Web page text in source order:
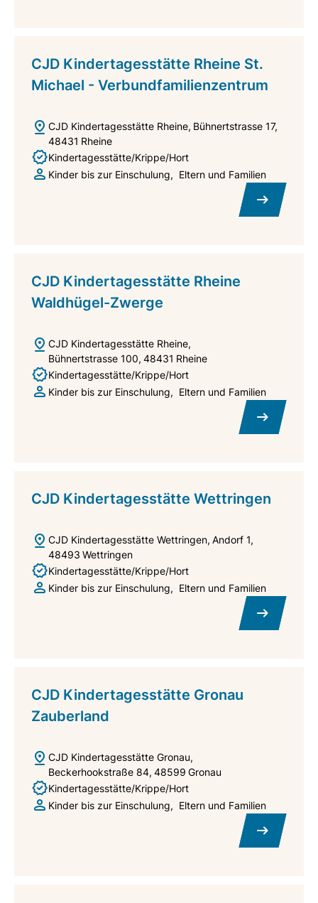
CJD Kindertagesstätte Rheine St.
Michael - Verbundfamilienzentrum
CJD Kindertagesstätte Rheine Bühnertstrasse 17
48431 Rheine
Kindertagesstätte/Krippe/Hort
Kinder bis zur Einschulung
Eltern und Familien
CJD Kindertagesstätte Rheine
Waldhügel-Zwerge
CJD Kindertagesstätte Rheine
Bühnertstrasse 100 48431 Rheine
Kindertagesstätte/Krippe/Hort
Kinder bis zur Einschulung
Eltern und Familien
CJD Kindertagesstätte Wettringen
CJD Kindertagesstätte Wettringen Andorf 1
48493 Wettringen
Kindertagesstätte/Krippe/Hort
Kinder bis zur Einschulung
Eltern und Familien
CJD Kindertagesstätte Gronau
Zauberland
CJD Kindertagesstätte Gronau
Beckerhookstraße 84 48599 Gronau
Kindertagesstätte/Krippe/Hort
Kinder bis zur Einschulung
Eltern und Familien